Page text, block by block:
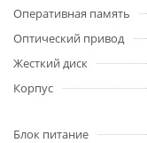
Оперативная память
Оптический привод
Жесткий диск
Корпус
Блок питание